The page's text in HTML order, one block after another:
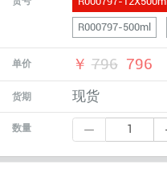
R000797-500ml
单价 ￥ 796 796
货期 现货
数量